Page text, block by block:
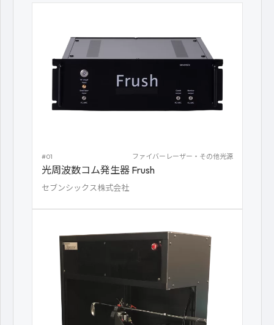
#01 ファイバーレーザー・その他光源
光周波数コム発生器 Frush
セブンシックス株式会社